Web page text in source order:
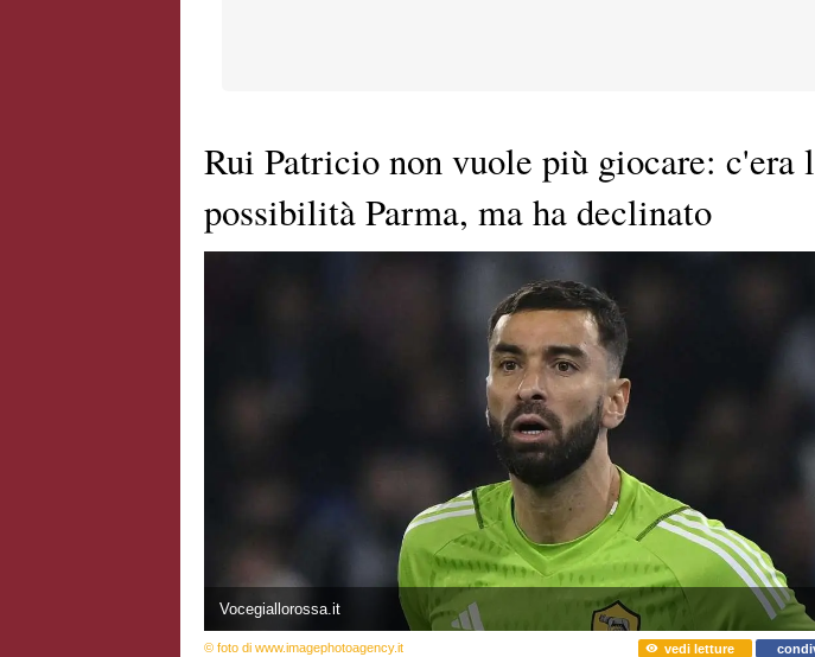
Rui Patricio non vuole più giocare: c'era
possibilità Parma, ma ha declinato
Vocegiallorossa.it
© foto di www.imagephotoagency.it vedi letture